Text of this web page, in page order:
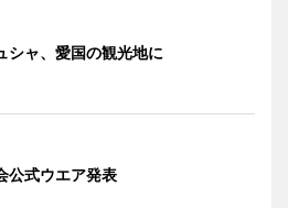
シャ、愛国の観光地に
公式ウエア発表